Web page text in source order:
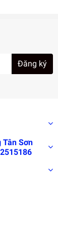
Đăng ký
Tân Sơn